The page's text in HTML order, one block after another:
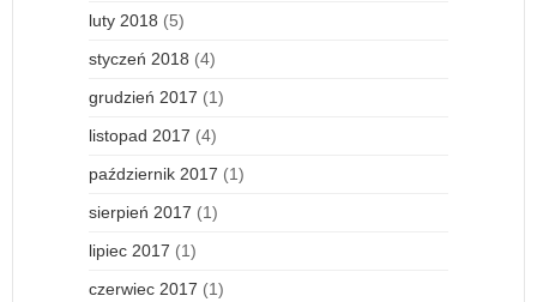
luty 2018 (5)
styczeń 2018 (4)
grudzień 2017 (1)
listopad 2017 (4)
październik 2017 (1)
sierpień 2017 (1)
lipiec 2017 (1)
czerwiec 2017 (1)